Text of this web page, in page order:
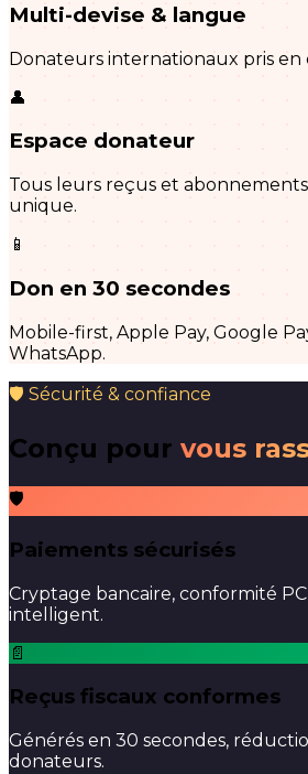
Multi-devise & langue
Donateurs internationaux pris en
👤
Espace donateur
Tous leurs reçus et
unique.
📱
Don en 30 secondes
Mobile-first, Apple Pay, Google
WhatsApp.
🛡 Sécurité & confiance
Conçu pour vous
🛡
Paiements sécurisés
Cryptage bancaire, conformité
intelligent.
📄
Reçus fiscaux conformes
Générés en 30 secondes,
donateurs.